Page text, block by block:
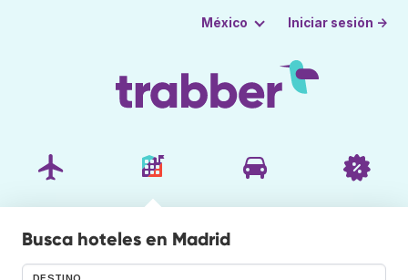
México Iniciar sesión →
Busca hoteles en Madrid